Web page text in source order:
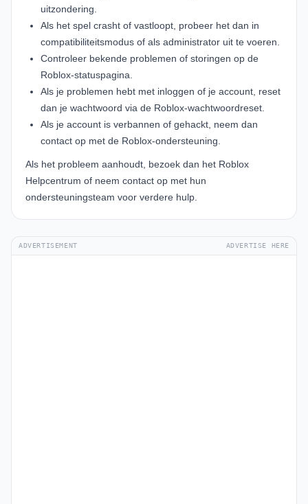
uitzondering.
Als het spel crasht of vastloopt, probeer het dan in
compatibiliteitsmodus of als administrator uit te voeren.
Controleer bekende problemen of storingen op de
Roblox-statuspagina
Als je problemen hebt met inloggen of je account, reset
dan je wachtwoord via de Roblox-wachtwoordreset
Als je account is verbannen of gehackt, neem dan
contact op met de Roblox-ondersteuning
Als het probleem aanhoudt, bezoek dan het Roblox
Helpcentrum of neem contact op met hun
ondersteuningsteam voor verdere hulp.
ADVERTISEMENT ADVERTISE HERE